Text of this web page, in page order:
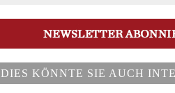
DIES KÖNNTE SIE AUCH